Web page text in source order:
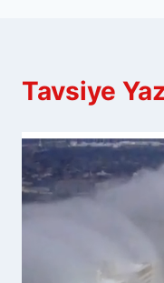
Tavsiye